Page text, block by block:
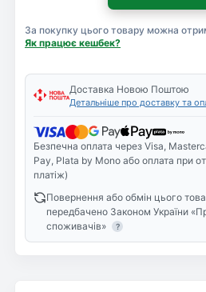
За покупку цього товару можна
Як працює кешбек?
Доставка Новою Поштою
Детальніше про доставку та
Безпечна оплата через Visa,
Pay, Plata by Mono або оплата при
платіж)
Повернення або обмін цього
передбачено Законом України
споживачів»
?